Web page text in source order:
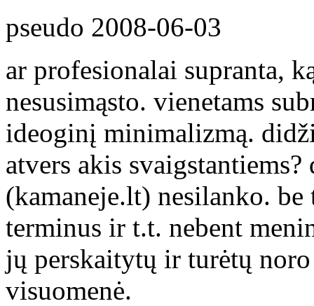
pseudo 2008-06-03
ar profesionalai supranta,
nesusimąsto. vienetams
ideoginį minimalizmą.
atvers akis
(kamaneje.lt) nesilanko.
terminus ir t.t. nebent
jų perskaitytų ir turėtų
visuomenė.